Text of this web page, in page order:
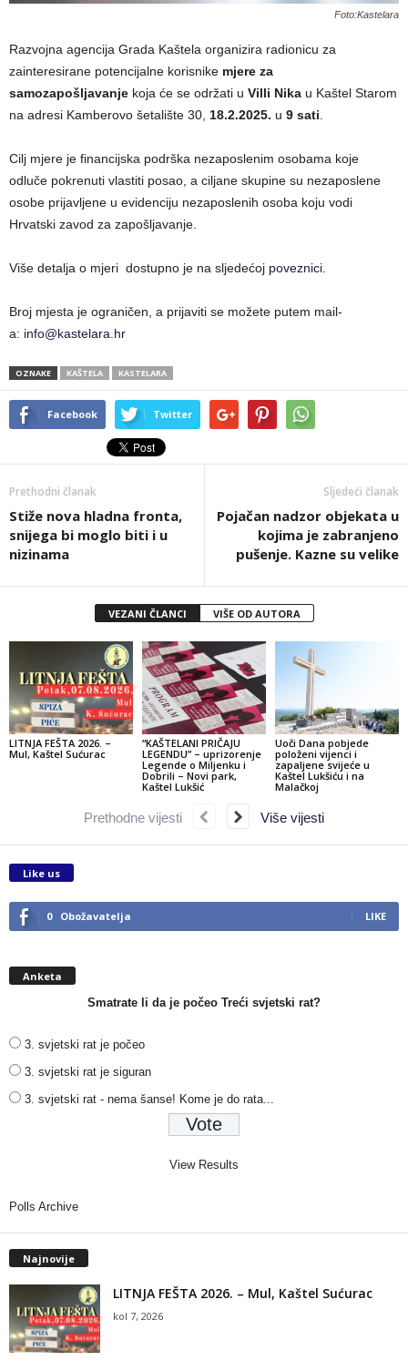
Foto:Kastelara
Razvojna agencija Grada Kaštela organizira radionicu za
zainteresirane potencijalne korisnike mjere za
samozapošljavanje koja će se održati u Villi Nika u Kaštel Starom
na adresi Kamberovo šetalište 30, 18.2.2025. u 9 sati.
Cilj mjere je financijska podrška nezaposlenim osobama koje
odluče pokrenuti vlastiti posao, a ciljane skupine su nezaposlene
osobe prijavljene u evidenciju nezaposlenih osoba koju vodi
Hrvatski zavod za zapošljavanje.
Više detalja o mjeri dostupno je na sljedećoj poveznici.
Broj mjesta je ograničen, a prijaviti se možete putem mail-
a: info@kastelara.hr
OZNAKE KAŠTELA KASTELARA
Facebook Twitter
Prethodni članak
Stiže nova hladna fronta,
snijega bi moglo biti i u
nizinama
Sljedeći članak
Pojačan nadzor objekata u
kojima je zabranjeno
pušenje. Kazne su velike
VEZANI ČLANCI VIŠE OD AUTORA
LITNJA FEŠTA 2026. –
Mul, Kaštel Sućurac
“KAŠTELANI PRIČAJU
LEGENDU” – uprizorenje
Legende o Miljenku i
Dobrili – Novi park,
Kaštel Lukšić
Uoči Dana pobjede
položeni vijenci i
zapaljene svijeće u
Kaštel Lukšiću i na
Malačkoj
Prethodne vijesti Više vijesti
Like us
0 Obožavatelja LIKE
Anketa
Smatrate li da je počeo Treći svjetski rat?
3. svjetski rat je počeo
3. svjetski rat je siguran
3. svjetski rat - nema šanse! Kome je do rata...
View Results
Polls Archive
Najnovije
LITNJA FEŠTA 2026. – Mul, Kaštel Sućurac
kol 7, 2026